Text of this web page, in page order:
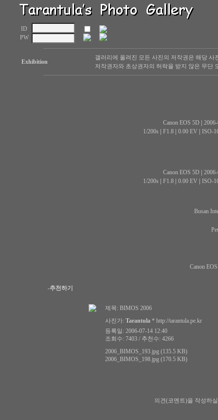
ID
PW
Exhibition
갤러리에 올려진 모든 사진의 저작권은 해당
저작권자와 초상권자의 허락을 받지 않은 무단
Canon EOS 5D
1/200s
F1.8 0.00 EV ISO-
Canon EOS 5D
1/200s
F1.8 0.00 EV ISO-
Busan
Canon
-추천하기
제목: BIMOS 2006
사진가: Tarantula * http://tarantula.pe.kr
등록일: 2006-07-14 12:40
조회수: 7403 / 추천수: 4266
2006_BIMOS_193.jpg (135.5 KB)
2006_BIMOS_198.jpg (170.5 KB)
의견(코멘트)을 작성하